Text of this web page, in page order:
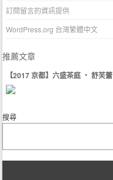
訂閱留言的資訊提供
WordPress.org 台灣繁體中文
推薦文章
【2017 京都】六盛茶庭 ‧ 舒芙蕾
搜尋